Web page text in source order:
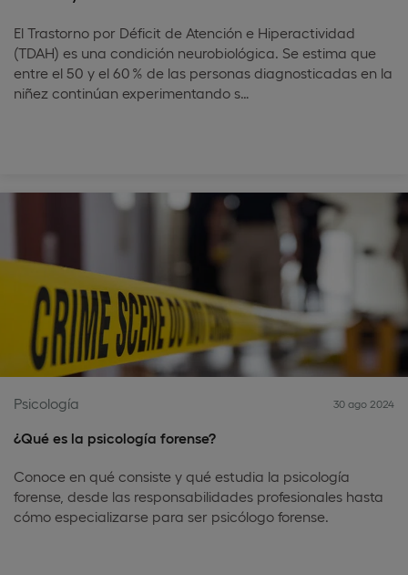
El Trastorno por Déficit de Atención e Hiperactividad
(TDAH) es una condición neurobiológica. Se estima que
entre el 50 y el 60 % de las personas diagnosticadas en la
niñez continúan experimentando s…
Psicología 30 ago 2024
¿Qué es la psicología forense?
Conoce en qué consiste y qué estudia la psicología
forense, desde las responsabilidades profesionales hasta
cómo especializarse para ser psicólogo forense.